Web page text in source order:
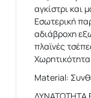
αγκίστρι και
Εσωτερική
αδιάβροχη
πλαϊνές
Χωρητικότητα
Material:
ΔΥΝΑΤΟΤΗΤΑ